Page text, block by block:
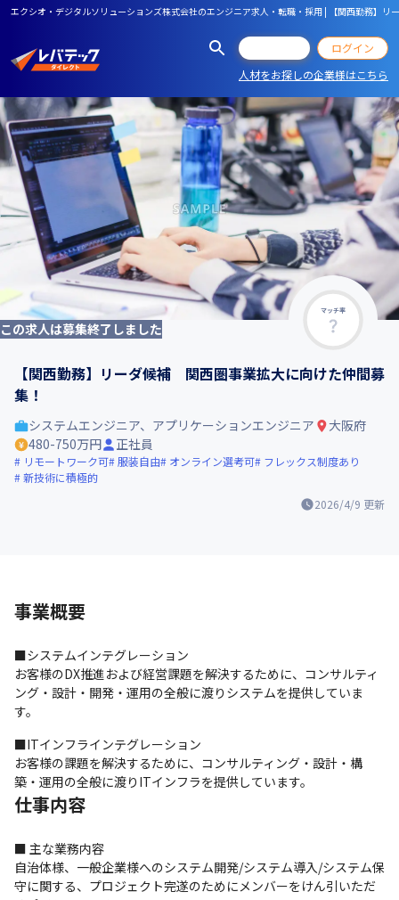
エクシオ・デジタルソリューションズ株式会社のエンジニア求人・転職・採用 | 【関西勤務】
ログイン
人材をお探しの企業様はこちら
マッチ率
この求人は募集終了しました
【関西勤務】リーダ候補 関西圏事業拡大に向けた仲間募
集！
2026/4/9 更新
システムエンジニア、アプリケーションエンジニア
大阪府
480-750万円
正社員
リモートワーク可 服装自由 オンライン選考可
フレックス制度あり
新技術に積極的
事業概要
■システムインテグレーション
お客様のDX推進および経営課題を解決するために、コンサルティ
ング・設計・開発・運用の全般に渡りシステムを提供していま
す。
■ITインフラインテグレーション
お客様の課題を解決するために、コンサルティング・設計・構
築・運用の全般に渡りITインフラを提供しています。
仕事内容
■ 主な業務内容
自治体様、一般企業様へのシステム開発/システム導入/システム保
守に関する、プロジェクト完遂のためにメンバーをけん引いただ